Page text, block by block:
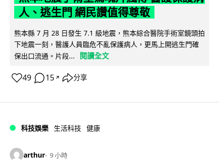
人、逃生門 網民讚值得尊敬
熊本縣 7 月 28 日發生 7.1 級地震，熊本綜合醫院手術室鏡頭拍
下地震一刻，醫護人員臨危不亂保護病人，更馬上開逃生門確
保出口流通。片段...
閱讀全文
49 15 ↗ 分享
科技娛樂 生活科技 健康
arthur 9 小時